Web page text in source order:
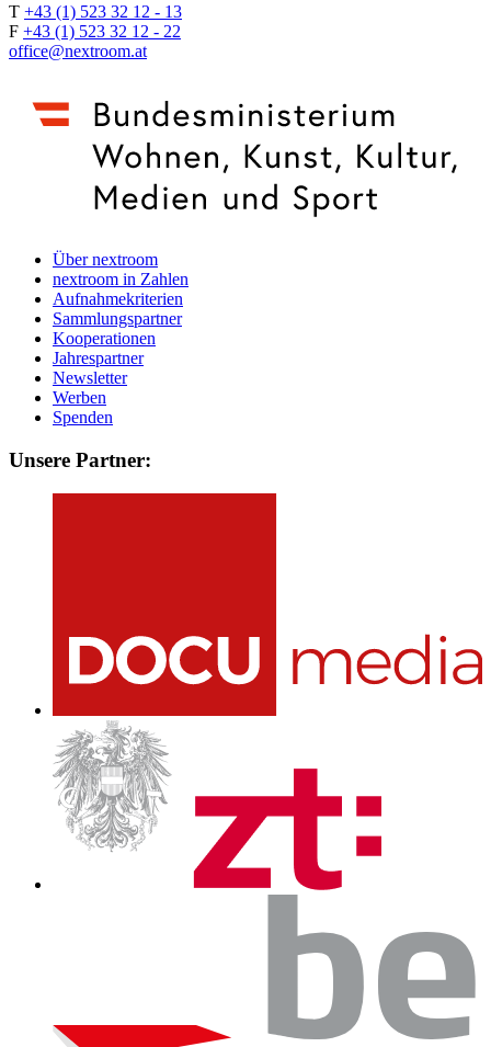
T +43 (1) 523 32 12 - 13
F +43 (1) 523 32 12 - 22
office@nextroom.at
Über nextroom
nextroom in Zahlen
Aufnahmekriterien
Sammlungspartner
Kooperationen
Jahrespartner
Newsletter
Werben
Spenden
Unsere Partner: